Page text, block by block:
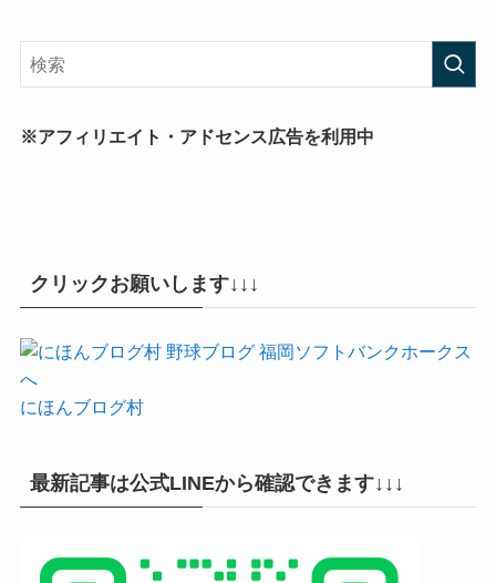
※アフィリエイト・アドセンス広告を利用中
クリックお願いします↓↓↓
にほんブログ村
最新記事は公式LINEから確認できます↓↓↓